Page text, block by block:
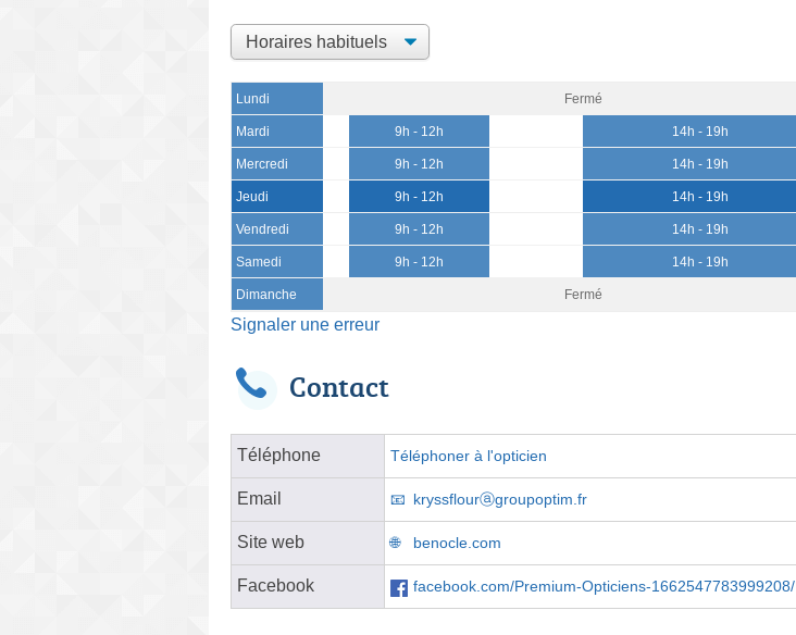
Lundi Fermé
Mardi 9h - 12h 14h - 19h
Mercredi 9h - 12h 14h - 19h
Jeudi 9h - 12h 14h - 19h
Vendredi 9h - 12h 14h - 19h
Samedi 9h - 12h 14h - 19h
Dimanche Fermé
Signaler une erreur
Contact
Téléphone Téléphoner à l'opticien
Email kryssflourⓐgroupoptim.fr
Site web benocle.com
Facebook facebook.com/Premium-Opticiens-1662547783999208/